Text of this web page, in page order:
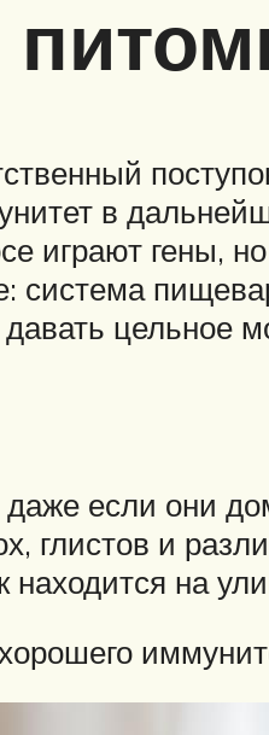
в
играют гены,
система
цельное
если они
глистов и
находится на